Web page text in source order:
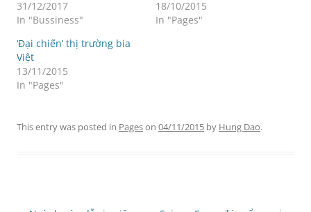
31/12/2017
In "Bussiness"
18/10/2015
In "Pages"
‘Đại chiến’ thị trường bia
Việt
13/11/2015
In "Pages"
This entry was posted in Pageson 04/11/2015 by Hung Dao.